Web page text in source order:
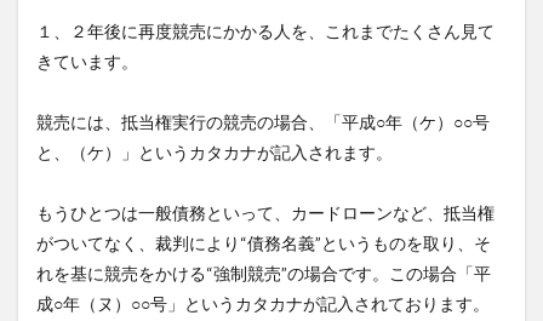
１、２年後に再度競売にかかる人を、これまでたくさん見て
きています。
競売には、抵当権実行の競売の場合、「平成○年（ケ）○○号
と、（ケ）」というカタカナが記入されます。
もうひとつは一般債務といって、カードローンなど、抵当権
がついてなく、裁判により“債務名義”というものを取り、そ
れを基に競売をかける“強制競売”の場合です。この場合「平
成○年（ヌ）○○号」というカタカナが記入されております。